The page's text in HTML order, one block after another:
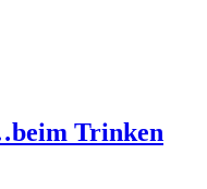
Trinken